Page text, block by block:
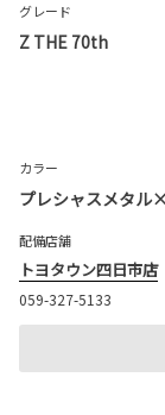
グレード
Z THE 70th
カラー
プレシャスメタル
配備店舗
トヨタウン四日市店
059-327-5133